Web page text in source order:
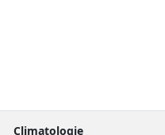
Climatologie